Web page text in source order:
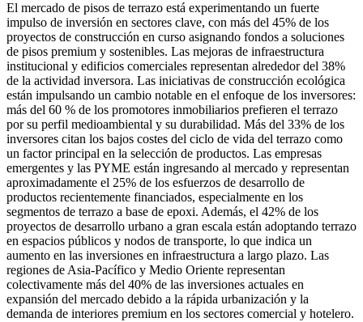
El mercado de pisos de terrazo está experimentando un fuerte
impulso de inversión en sectores clave, con más del 45% de los
proyectos de construcción en curso asignando fondos a soluciones
de pisos premium y sostenibles. Las mejoras de infraestructura
institucional y edificios comerciales representan alrededor del 38%
de la actividad inversora. Las iniciativas de construcción ecológica
están impulsando un cambio notable en el enfoque de los inversores:
más del 60 % de los promotores inmobiliarios prefieren el terrazo
por su perfil medioambiental y su durabilidad. Más del 33% de los
inversores citan los bajos costes del ciclo de vida del terrazo como
un factor principal en la selección de productos. Las empresas
emergentes y las PYME están ingresando al mercado y representan
aproximadamente el 25% de los esfuerzos de desarrollo de
productos recientemente financiados, especialmente en los
segmentos de terrazo a base de epoxi. Además, el 42% de los
proyectos de desarrollo urbano a gran escala están adoptando terrazo
en espacios públicos y nodos de transporte, lo que indica un
aumento en las inversiones en infraestructura a largo plazo. Las
regiones de Asia-Pacífico y Medio Oriente representan
colectivamente más del 40% de las inversiones actuales en
expansión del mercado debido a la rápida urbanización y la
demanda de interiores premium en los sectores comercial y hotelero.